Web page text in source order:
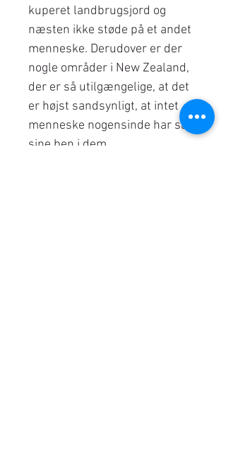
kuperet landbrugsjord og
næsten ikke støde på et andet
menneske. Derudover er der
nogle områder i New Zealand,
der er så utilgængelige, at det
er højst sandsynligt, at intet
menneske nogensinde har sat
sine ben i dem.